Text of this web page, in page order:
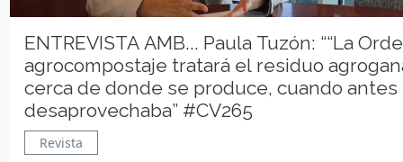
ENTREVISTA AMB... Paula Tuzón: ““La
agrocompostaje tratará el residuo
cerca de donde se produce, cuando antes
desaprovechaba” #CV265
Revista